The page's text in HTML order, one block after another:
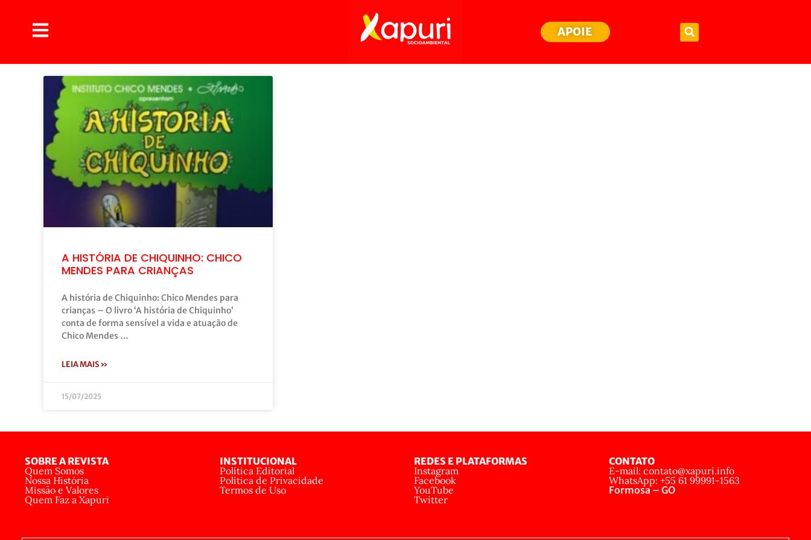
APOIE
A HISTÓRIA DE CHIQUINHO: CHICO
MENDES PARA CRIANÇAS
A história de Chiquinho: Chico Mendes para
crianças – O livro ‘A história de Chiquinho’
conta de forma sensível a vida e atuação de
Chico Mendes …
LEIA MAIS »
15/07/2025
SOBRE A REVISTA
Quem Somos
Nossa História
Missão e Valores
Quem Faz a Xapuri
INSTITUCIONAL
Política Editorial
Política de Privacidade
Termos de Uso
REDES E PLATAFORMAS
Instagram
Facebook
YouTube
Twitter
CONTATO
E-mail: contato@xapuri.info
WhatsApp: +55 61 99991-1563
Formosa – GO